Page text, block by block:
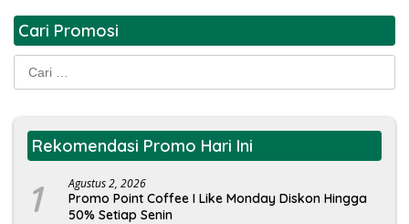
Cari Promosi
Rekomendasi Promo Hari Ini
1 Agustus 2, 2026
Promo Point Coffee I Like Monday Diskon Hingga
50% Setiap Senin